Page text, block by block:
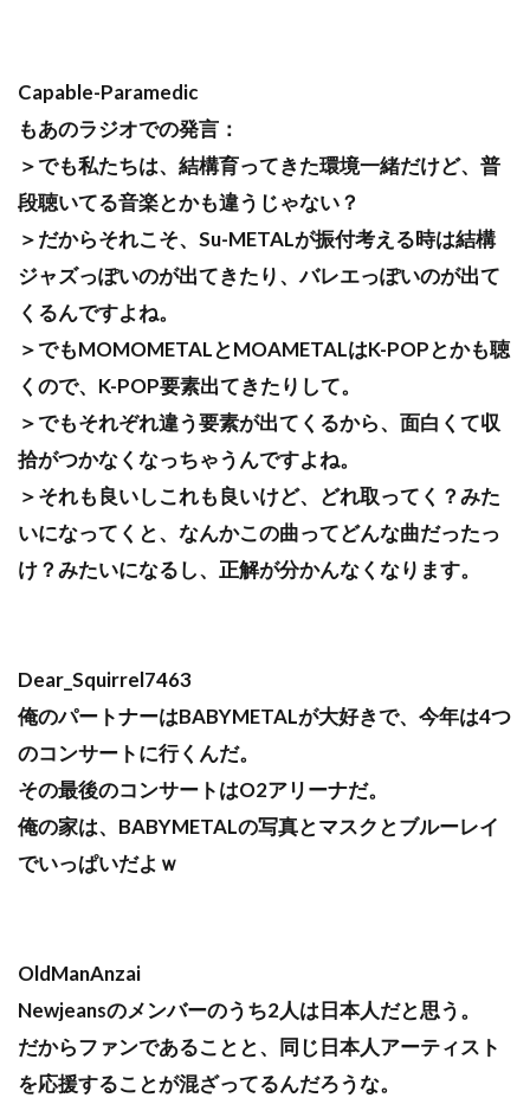
Capable-Paramedic
もあのラジオでの発言：
＞でも私たちは、結構育ってきた環境一緒だけど、普
段聴いてる音楽とかも違うじゃない？
＞だからそれこそ、Su-METALが振付考える時は結構
ジャズっぽいのが出てきたり、バレエっぽいのが出て
くるんですよね。
＞でもMOMOMETALとMOAMETALはK-POPとかも聴
くので、K-POP要素出てきたりして。
＞でもそれぞれ違う要素が出てくるから、面白くて収
拾がつかなくなっちゃうんですよね。
＞それも良いしこれも良いけど、どれ取ってく？みた
いになってくと、なんかこの曲ってどんな曲だったっ
け？みたいになるし、正解が分かんなくなります。
Dear_Squirrel7463
俺のパートナーはBABYMETALが大好きで、今年は4つ
のコンサートに行くんだ。
その最後のコンサートはO2アリーナだ。
俺の家は、BABYMETALの写真とマスクとブルーレイ
でいっぱいだよｗ
OldManAnzai
Newjeansのメンバーのうち2人は日本人だと思う。
だからファンであることと、同じ日本人アーティスト
を応援することが混ざってるんだろうな。